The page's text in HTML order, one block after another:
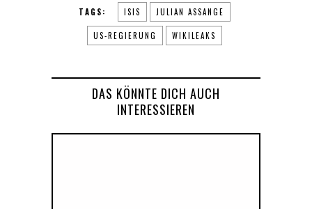
TAGS: ISIS JULIAN ASSANGE
US-REGIERUNG WIKILEAKS
DAS KÖNNTE DICH AUCH
INTERESSIEREN